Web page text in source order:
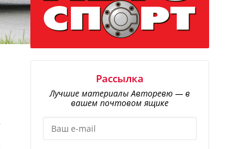
Рассылка
Лучшие материалы Авторевю — в
вашем почтовом ящике